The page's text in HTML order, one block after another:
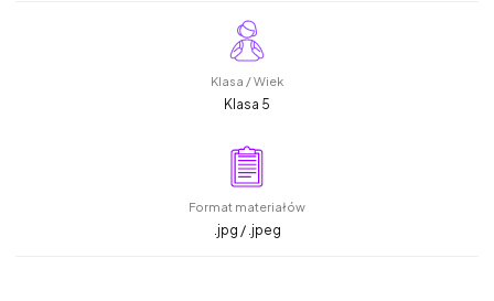
Klasa / Wiek
Klasa 5
Format materiałów
.jpg / .jpeg